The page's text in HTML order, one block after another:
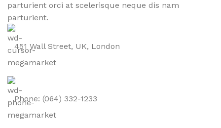
parturient orci at scelerisque neque dis nam
parturient.
451 Wall Street, UK, London
Phone: (064) 332-1233